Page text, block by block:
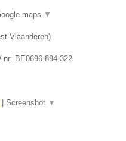
maps ▼
Vlaanderen)
nr: BE0696.894.322
Screenshot ▼